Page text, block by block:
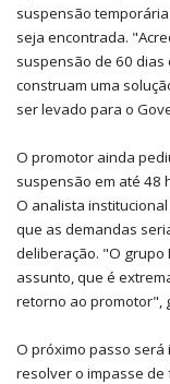
suspensão
seja encontrada.
suspensão de 60
construam uma
ser levado para o
O promotor ainda
suspensão em até 48
O analista
que as demandas
deliberação. "O grupo
assunto, que é
retorno ao promotor",
O próximo passo
resolver o impasse